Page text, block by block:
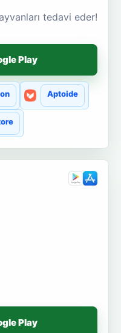
tedavi eder!
Play
Aptoide
Play